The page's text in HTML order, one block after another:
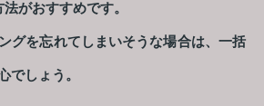
がおすすめです。
グを忘れてしまいそうな場合は、一括
でしょう。